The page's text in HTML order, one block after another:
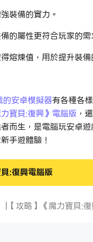
裝備的實力。
的屬性更符合玩家的
熔煉值，用於提升裝
安卓模擬器有各種各
力寶貝:復興》電腦版 ，
而生，是電腦玩安卓
手遊體驗！
:復興電腦版
| 【攻略】《魔力寶貝: